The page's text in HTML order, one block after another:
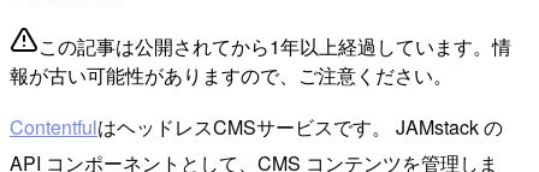
この記事は公開されてから1年以上経過しています。情
報が古い可能性がありますので、ご注意ください。
ContentfulはヘッドレスCMSサービスです。 JAMstack の
API コンポーネントとして、CMS コンテンツを管理しま